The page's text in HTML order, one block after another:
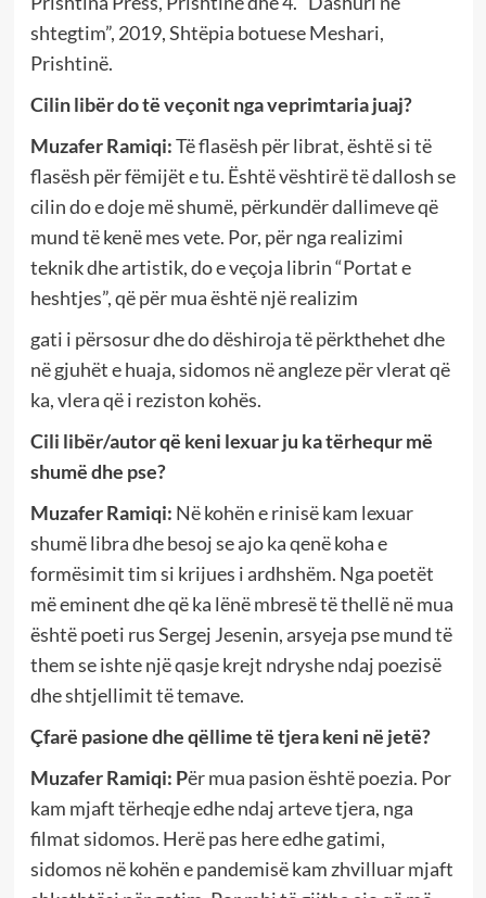
shtegtim”, 2019, Shtëpia botuese Meshari,
Prishtinë.
Cilin libër do të veçonit nga veprimtaria juaj?
Muzafer Ramiqi:Të flasësh për librat, është si të
flasësh për fëmijët e tu. Është vështirë të dallosh se
cilin do e doje më shumë, përkundër dallimeve që
mund të kenë mes vete. Por, për nga realizimi
teknik dhe artistik, do e veçoja librin “Portat e
heshtjes”, që për mua është një realizim
gati i përsosur dhe do dëshiroja të përkthehet dhe
në gjuhët e huaja, sidomos në angleze për vlerat që
ka, vlera që i reziston kohës.
Cili libër/autor që keni lexuar ju ka tërhequr më
shumë dhe pse?
Muzafer Ramiqi: Në kohën e rinisë kam lexuar
shumë libra dhe besoj se ajo ka qenë koha e
formësimit tim si krijues i ardhshëm. Nga poetët
më eminent dhe që ka lënë mbresë të thellë në mua
është poeti rus Sergej Jesenin, arsyeja pse mund të
them se ishte një qasje krejt ndryshe ndaj poezisë
dhe shtjellimit të temave.
Çfarë pasione dhe qëllime të tjera keni në jetë?
Muzafer Ramiqi: Për mua pasion është poezia. Por
kam mjaft tërheqje edhe ndaj arteve tjera, nga
filmat sidomos. Herë pas here edhe gatimi,
sidomos në kohën e pandemisë kam zhvilluar mjaft